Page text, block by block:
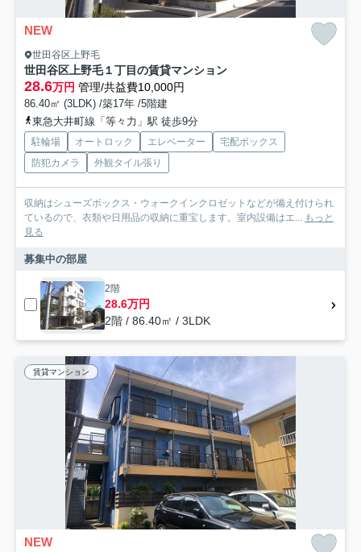
NEW
世田谷区上野毛
世田谷区上野毛１丁目の賃貸マンション
28.6万円 管理/共益費10,000円
86.40㎡ (3LDK) /築17年 /5階建
東急大井町線「等々力」駅 徒歩9分
駐輪場 オートロック エレベーター
宅配ボックス
防犯カメラ
外観タイル張り
収納はシューズボックス・ウォークインクロゼットなどが備え付けられ
ているので、衣類や日用品の収納に重宝します。室内設備はエ... もっと
見る
募集中の部屋
2階
28.6万円
2階 / 86.40㎡ / 3LDK
賃貸マンション
NEW